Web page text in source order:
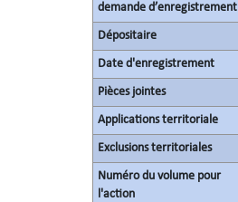
demande d’enregistrement
Dépositaire
Date d'enregistrement
Pièces jointes
Applications territoriale
Exclusions territoriales
Numéro du volume pour
l'action